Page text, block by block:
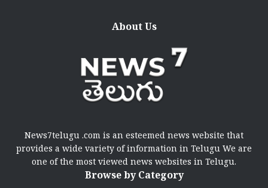
About Us
News7telugu .com is an esteemed news website that
provides a wide variety of information in Telugu We are
one of the most viewed news websites in Telugu.
Browse by Category